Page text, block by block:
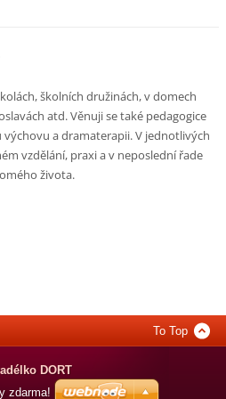
školních družinách, v domech
atd. Věnuji se také pedagogice
a dramaterapii. V jednotlivých
vzdělání, praxi a v neposlední řade
života.
To Top
DORT
zdarma!